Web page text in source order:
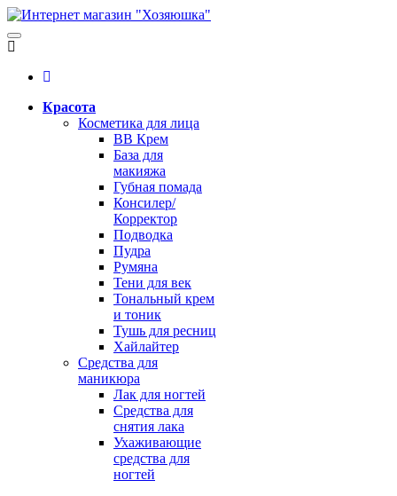
Красота
Косметика для лица
BB Крем
База для
макияжа
Губная помада
Консилер/
Корректор
Подводка
Пудра
Румяна
Тени для век
Тональный крем
и тоник
Тушь для ресниц
Хайлайтер
Средства для
маникюра
Лак для ногтей
Средства для
снятия лака
Ухаживающие
средства для
ногтей